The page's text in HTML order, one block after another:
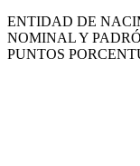
ENTIDAD DE
NOMINAL Y
PUNTOS